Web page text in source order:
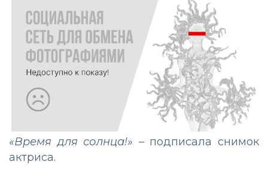
«Время для солнца!» – подписала снимок
актриса.